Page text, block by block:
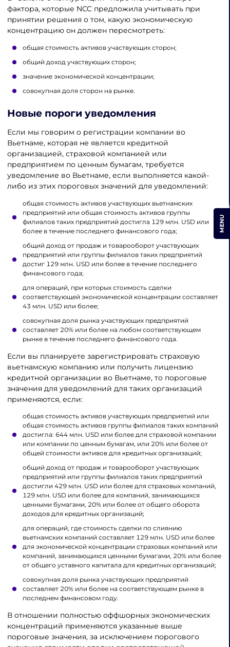
фактора, которые NCC предложила учитывать при
принятии решения о том, какую экономическую
концентрацию он должен пересмотреть:
общая стоимость активов участвующих сторон;
общий доход участвующих сторон;
значение экономической концентрации;
совокупная доля сторон на рынке.
Новые пороги уведомления
Если мы говорим о регистрации компании во
Вьетнаме, которая не является кредитной
организацией, страховой компанией или
предприятием по ценным бумагам, требуется
уведомление во Вьетнаме, если выполняется какой-
либо из этих пороговых значений для уведомлений:
общая стоимость активов участвующих вьетнамских
предприятий или общая стоимость активов группы
филиалов таких предприятий достигла 129 млн. USD или
более в течение последнего финансового года;
общий доход от продаж и товарооборот участвующих
предприятий или группы филиалов таких предприятий
достиг 129 млн. USD или более в течение последнего
финансового года;
для операций, при которых стоимость сделки
соответствующей экономической концентрации составляет
43 млн. USD или более;
совокупная доля рынка участвующих предприятий
составляет 20% или более на любом соответствующем
рынке в течение последнего финансового года.
Если вы планируете зарегистрировать страховую
вьетнамскую компанию или получить лицензию
кредитной организации во Вьетнаме, то пороговые
значения для уведомлений для таких организаций
применяются, если:
общая стоимость активов участвующих предприятий или
общая стоимость активов группы филиалов таких компаний
достигла: 644 млн. USD или более для страховой компании
или компании по ценным бумагам, или 20% или более от
общей стоимости активов для кредитных организаций;
общий доход от продаж и товарооборот участвующих
предприятий или группы филиалов таких предприятий
достигли 429 млн. USD или более для страховых компаний,
129 млн. USD или более для компаний, занимающихся
ценными бумагами, 20% или более от общего оборота
доходов для кредитных организаций;
для операций, где стоимость сделки по слиянию
вьетнамских компаний составляет 129 млн. USD или более
для экономической концентрации страховых компаний или
компаний, занимающихся ценными бумагами, 20% или более
от общего уставного капитала для кредитных организаций;
совокупная доля рынка участвующих предприятий
составляет 20% или более на соответствующем рынке в
последнем финансовом году.
В отношении полностью оффшорных экономических
концентраций применяются указанные выше
пороговые значения, за исключением порогового
MENU